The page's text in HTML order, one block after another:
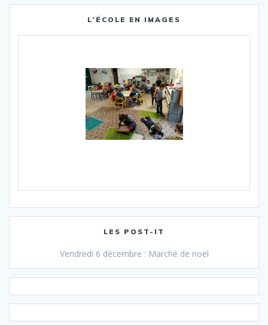
L’ÉCOLE EN IMAGES
LES POST-IT
Vendredi 6 décembre : Marché de noël